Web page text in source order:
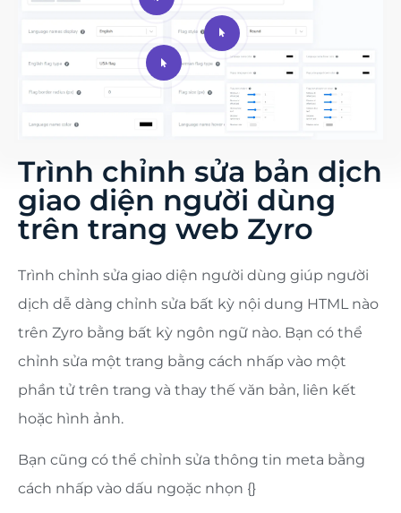
Trình chỉnh sửa bản dịch
giao diện người dùng
trên trang web Zyro
Trình chỉnh sửa giao diện người dùng giúp người
dịch dễ dàng chỉnh sửa bất kỳ nội dung HTML nào
trên Zyro bằng bất kỳ ngôn ngữ nào. Bạn có thể
chỉnh sửa một trang bằng cách nhấp vào một
phần tử trên trang và thay thế văn bản, liên kết
hoặc hình ảnh.
Bạn cũng có thể chỉnh sửa thông tin meta bằng
cách nhấp vào dấu ngoặc nhọn {}